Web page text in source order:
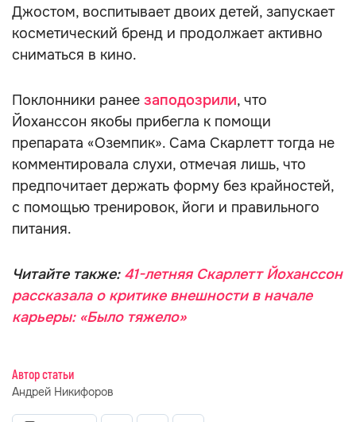
Джостом, воспитывает двоих детей, запускает
косметический бренд и продолжает активно
сниматься в кино.
Поклонники ранее заподозрили, что
Йоханссон якобы прибегла к помощи
препарата «Оземпик». Сама Скарлетт тогда не
комментировала слухи, отмечая лишь, что
предпочитает держать форму без крайностей,
с помощью тренировок, йоги и правильного
питания.
Читайте также: 41-летняя Скарлетт Йоханссон
рассказала о критике внешности в начале
карьеры: «Было тяжело»
Автор статьи
Андрей Никифоров